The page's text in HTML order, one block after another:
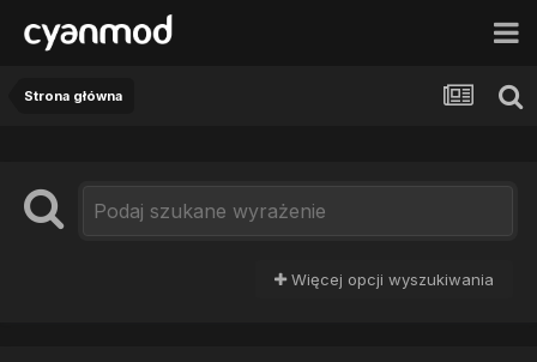
Strona główna
Więcej opcji wyszukiwania